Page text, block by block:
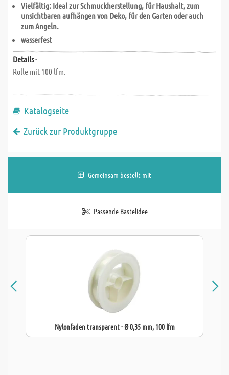
Vielfältig: Ideal zur Schmuckherstellung, für Haushalt, zum
unsichtbaren aufhängen von Deko, für den Garten oder auch
zum Angeln.
wasserfest
Details -
Rolle mit 100 lfm.
Katalogseite
Zurück zur Produktgruppe
Gemeinsam bestellt mit
Passende Bastelidee
Nylonfaden transparent - Ø 0,35 mm, 100 lfm